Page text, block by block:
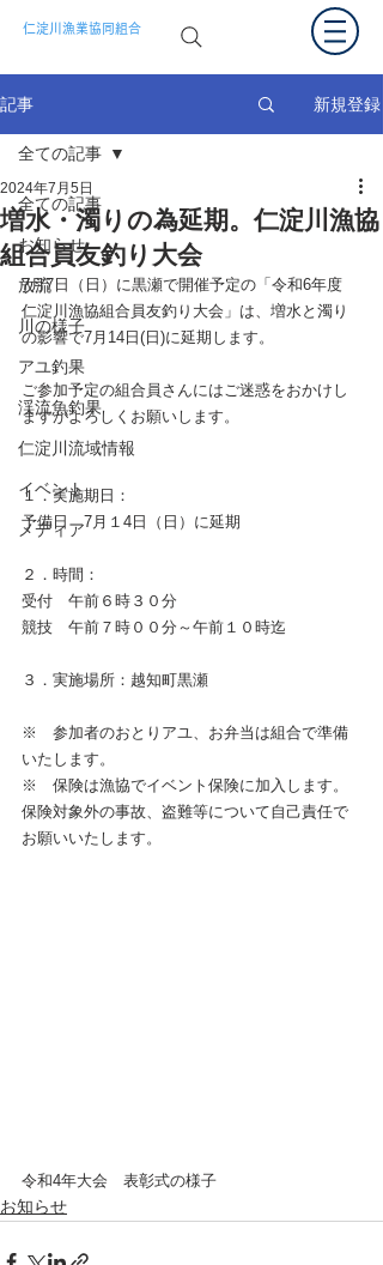
仁淀川漁業協同組合
記事 新規登録
全ての記事
お知らせ
放流
川の様子
アユ釣果
渓流魚釣果
仁淀川流域情報
イベント
メディア
全ての記事
増水・濁りの為延期。仁淀川漁協
組合員友釣り大会
2024年7月5日
7月7日（日）に黒瀬で開催予定の「令和6年度
仁淀川漁協組合員友釣り大会」は、増水と濁り
の影響で7月14日(日)に延期します。
ご参加予定の組合員さんにはご迷惑をおかけし
ますがよろしくお願いします。
１．実施期日：
予備日　7月１4日（日）に延期
２．時間：
受付　午前６時３０分
競技　午前７時００分～午前１０時迄
３．実施場所：越知町黒瀬
※　参加者のおとりアユ、お弁当は組合で準備
いたします。
※　保険は漁協でイベント保険に加入します。
保険対象外の事故、盗難等について自己責任で
お願いいたします。
令和4年大会　表彰式の様子
お知らせ